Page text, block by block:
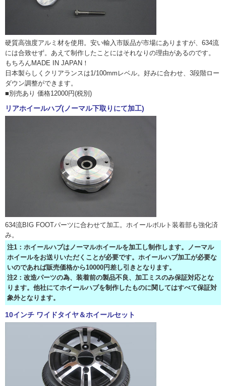
硬質高強度アルミ材を使用。安い輸入市販品が市場にありますが、634流
には合致せず。あえて制作したことにはそれなりの理由があるのです。
もちろんMADE IN JAPAN！
日本製らしくクリアランスは1/100mmレベル。好みに合わせ、3段階ロー
ダウン調整ができます。
■別売あり 価格12000円(税別)
リアホイールハブ(ノーマル下取りにて加工)
634流BIG FOOTパーツに合わせて加工。ホイールボルト装着部も強化済
み。
注1：ホイールハブはノーマルホイールを加工し制作します。ノーマル
ホイールをお送りいただくことが必要です。ホイールハブ加工が必要な
いのであれば販売価格から10000円差し引きとなります。
注2：改造パーツの為、装着前の製品不良、加工ミスのみ保証対応とな
ります。他社にてホイールハブを制作したものに関してはすべて保証対
象外となります。
10インチ ワイドタイヤ＆ホイールセット